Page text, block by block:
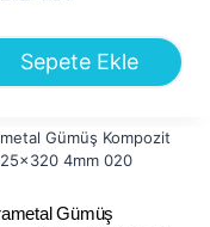
Sepete Ekle
Gümüş